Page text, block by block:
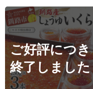
ご好評につき
終了しました